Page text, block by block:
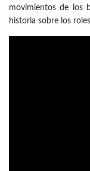
movimientos de los
historia sobre los